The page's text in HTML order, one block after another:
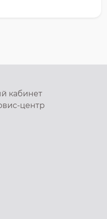
кабинет
центр